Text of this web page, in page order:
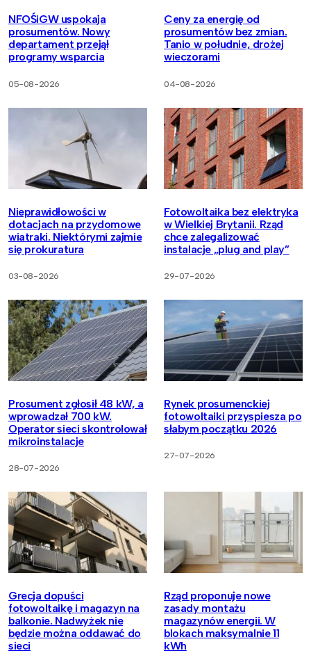
NFOŚiGW uspokaja
prosumentów. Nowy
departament przejął
programy wsparcia
05-08-2026
Ceny za energię od
prosumentów bez zmian.
Tanio w południe, drożej
wieczorami
04-08-2026
Nieprawidłowości w
dotacjach na przydomowe
wiatraki. Niektórymi zajmie
się prokuratura
03-08-2026
Fotowoltaika bez elektryka
w Wielkiej Brytanii. Rząd
chce zalegalizować
instalacje „plug and play”
29-07-2026
Prosument zgłosił 48 kW, a
wprowadzał 700 kW.
Operator sieci skontrolował
mikroinstalacje
28-07-2026
Rynek prosumenckiej
fotowoltaiki przyspiesza po
słabym początku 2026
27-07-2026
Grecja dopuści
fotowoltaikę i magazyn na
balkonie. Nadwyżek nie
będzie można oddawać do
sieci
Rząd proponuje nowe
zasady montażu
magazynów energii. W
blokach maksymalnie 11
kWh